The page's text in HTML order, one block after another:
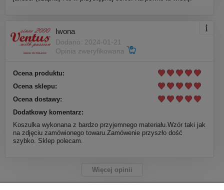
Iwona
Dodano: 2024-01-21
Opinia zweryfikowana
Ocena produktu:
Ocena sklepu:
Ocena dostawy:
Dodatkowy komentarz:
Koszulka wykonana z bardzo przyjemnego materiału.Wzór taki jak
na zdjęciu zamówionego towaru.Zamówenie przyszło dość
szybko. Sklep polecam.
Więcej opinii